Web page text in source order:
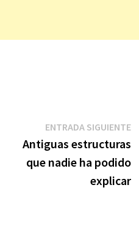
ENTRADA SIGUIENTE
Antiguas estructuras
que nadie ha podido
explicar